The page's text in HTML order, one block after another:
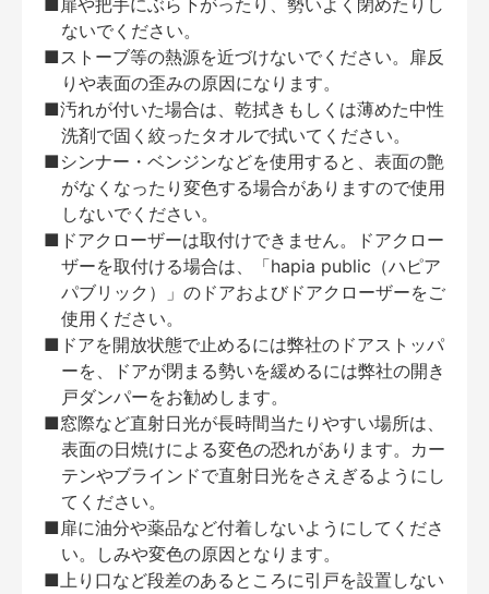
■扉や把手にぶら下がったり、勢いよく閉めたりし
ないでください。
■ストーブ等の熱源を近づけないでください。扉反
りや表面の歪みの原因になります。
■汚れが付いた場合は、乾拭きもしくは薄めた中性
洗剤で固く絞ったタオルで拭いてください。
■シンナー・ベンジンなどを使用すると、表面の艶
がなくなったり変色する場合がありますので使用
しないでください。
■ドアクローザーは取付けできません。ドアクロー
ザーを取付ける場合は、「hapia public（ハピア
パブリック）」のドアおよびドアクローザーをご
使用ください。
■ドアを開放状態で止めるには弊社のドアストッパ
ーを、ドアが閉まる勢いを緩めるには弊社の開き
戸ダンパーをお勧めします。
■窓際など直射日光が長時間当たりやすい場所は、
表面の日焼けによる変色の恐れがあります。カー
テンやブラインドで直射日光をさえぎるようにし
てください。
■扉に油分や薬品など付着しないようにしてくださ
い。しみや変色の原因となります。
■上り口など段差のあるところに引戸を設置しない